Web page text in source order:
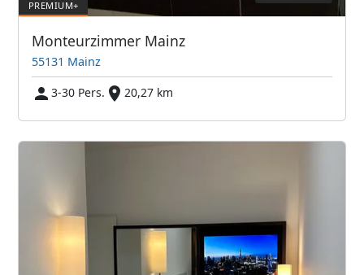
Monteurzimmer Mainz
55131 Mainz
3-30 Pers.
20,27 km